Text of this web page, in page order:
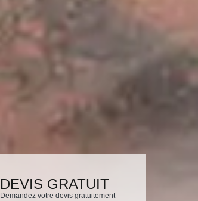
DEVIS GRATUIT
Demandez votre devis gratuitement